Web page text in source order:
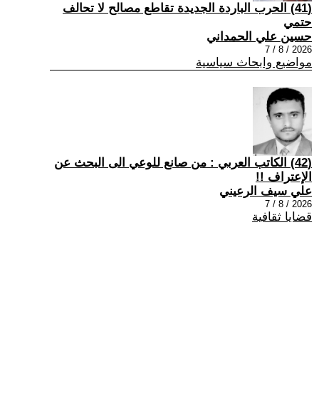
(41) الحرب الباردة الجديدة تقاطع مصالح لا تحالف
حتمي
حسين علي الحمداني
2026 / 8 / 7
مواضيع وابحاث سياسية
(42) الكاتب العربي : من صانع للوعي الى البحث عن
الإعتراف !!
علي سيف الرعيني
2026 / 8 / 7
قضايا ثقافية